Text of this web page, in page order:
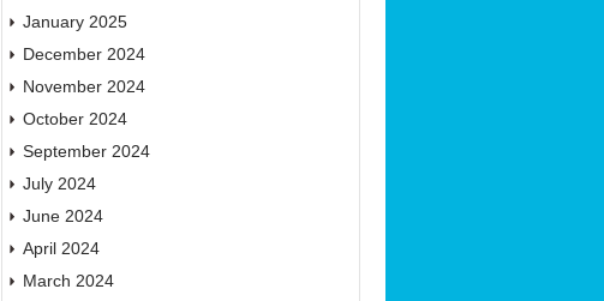
January 2025
December 2024
November 2024
October 2024
September 2024
July 2024
June 2024
April 2024
March 2024